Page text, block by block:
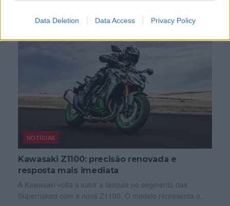
Data Deletion Data Access Privacy Policy
NOTÍCIAS
Kawasaki Z1100: precisão renovada e
resposta mais imediata
A Kawasaki volta a subir a fasquia no segmento das
Supernaked com a nova Z1100. O modelo representa o...